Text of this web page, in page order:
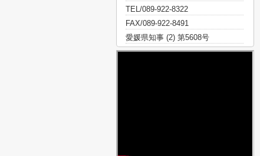
TEL/089-922-8322
FAX/089-922-8491
愛媛県知事 (2) 第5608号